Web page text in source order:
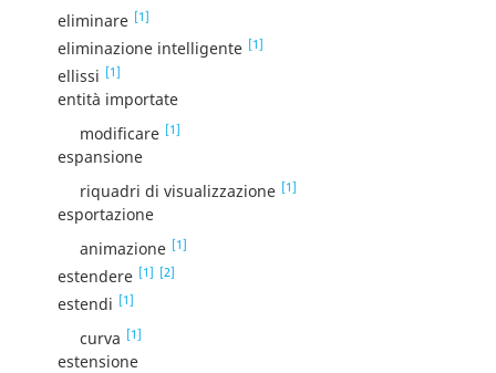
eliminare [1]
eliminazione intelligente [1]
ellissi [1]
entità importate
modificare [1]
espansione
riquadri di visualizzazione [1]
esportazione
animazione [1]
estendere [1] [2]
estendi [1]
curva [1]
estensione